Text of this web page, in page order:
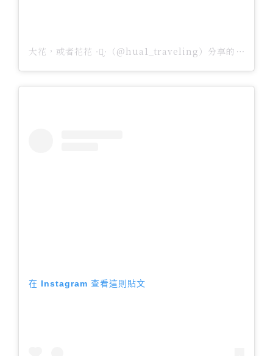
大花，或者花花 ᐧ༚̮ᐧ（@hua1_traveling）分享的貼文
在 Instagram 查看這則貼文